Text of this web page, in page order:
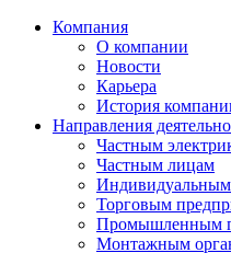
Компания
О компании
Новости
Карьера
История
Направления
Частным
Частным лицам
Торговым
Промышленным
Монтажным